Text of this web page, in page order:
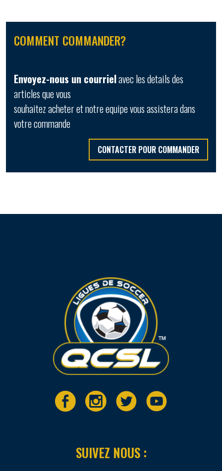
COMMENT COMMANDER?
Envoyez-nous un courrielavec les details des
articles que vous
souhaitez acheter et notre equipe vous assistera dans
votre commande
CONTACTER POUR COMMANDER
SUIVEZ NOUS :